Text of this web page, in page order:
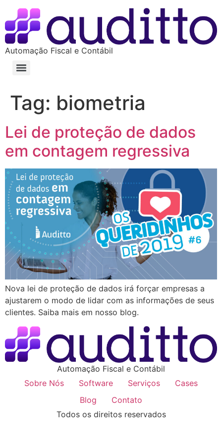
Automação Fiscal e Contábil
Tag: biometria
Lei de proteção de dados
em contagem regressiva
Nova lei de proteção de dados irá forçar empresas a
ajustarem o modo de lidar com as informações de seus
clientes. Saiba mais em nosso blog.
Automação Fiscal e Contábil
Sobre Nós
Software Serviços
Cases
Blog
Contato
Todos os direitos reservados